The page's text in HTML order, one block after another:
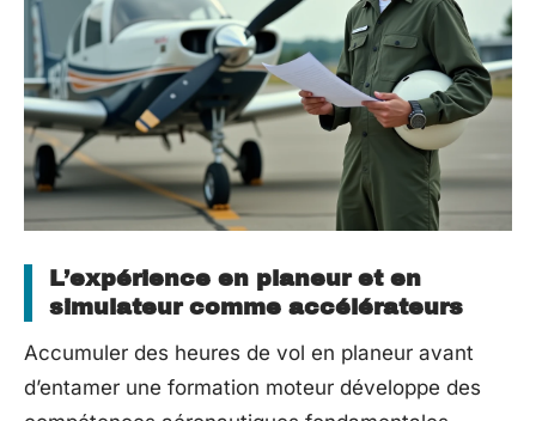
L’expérience en planeur et en
simulateur comme accélérateurs
Accumuler des heures de vol en planeur avant
d’entamer une formation moteur développe des